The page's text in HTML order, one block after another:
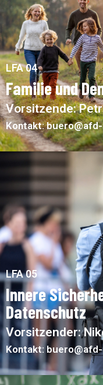
LFA 04
Familie und
Vorsitzende:
Kontakt:
LFA 05
Innere
Datenschutz
Vorsitzender:
Kontakt: